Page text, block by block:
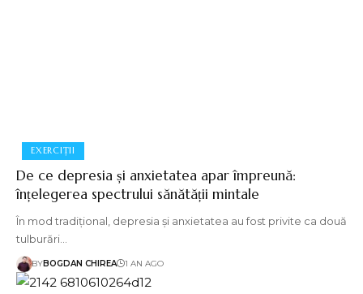
EXERCIȚII
De ce depresia și anxietatea apar împreună:
înțelegerea spectrului sănătății mintale
În mod tradițional, depresia și anxietatea au fost privite ca două
tulburări…
BYBOGDAN CHIREA 1 AN AGO